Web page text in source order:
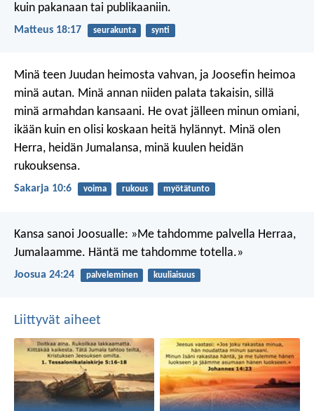
kuin pakanaan tai publikaaniin.
Matteus 18:17 seurakunta synti
Minä teen Juudan heimosta vahvan, ja Joosefin heimoa
minä autan. Minä annan niiden palata takaisin, sillä
minä armahdan kansaani. He ovat jälleen minun omiani,
ikään kuin en olisi koskaan heitä hylännyt. Minä olen
Herra, heidän Jumalansa, minä kuulen heidän
rukouksensa.
Sakarja 10:6 voima rukous myötätunto
Kansa sanoi Joosualle: »Me tahdomme palvella Herraa,
Jumalaamme. Häntä me tahdomme totella.»
Joosua 24:24 palveleminen kuuliaisuus
Liittyvät aiheet